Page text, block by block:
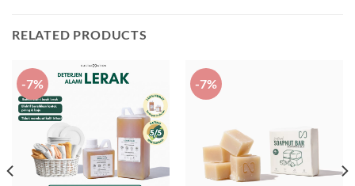
RELATED PRODUCTS
-7% -7%